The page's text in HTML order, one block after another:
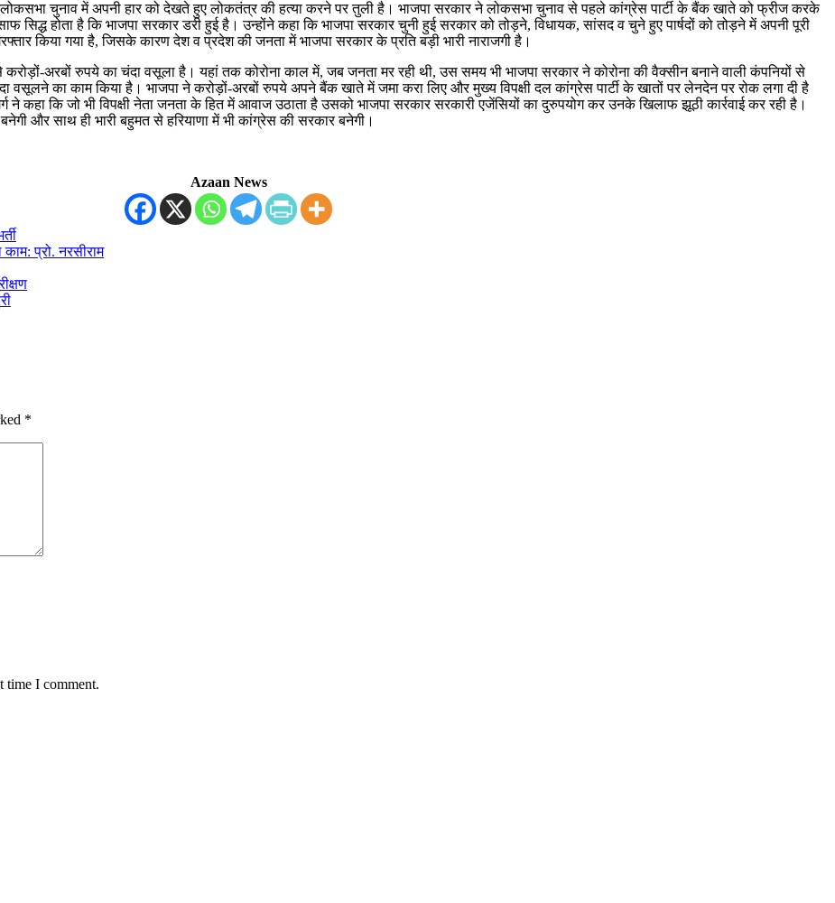
लोकसभा चुनाव में अपनी हार को देखते हुए लोकतंत्र की हत्या करने पर तुली है। भाजपा सरकार ने लोकसभा चुनाव से पहले कांग्रेस पार्टी के बैंक खाते को फ्रीज करके
होता है कि भाजपा सरकार डरी हुई है। उन्होंने कहा कि भाजपा सरकार चुनी हुई सरकार को तोड़ने, विधायक, सांसद व चुने हुए पार्षदों को तोड़ने में अपनी पूरी
किया गया है, जिसके कारण देश व प्रदेश की जनता में भाजपा सरकार के प्रति बड़ी भारी नाराजगी है।
अरबों रुपये का चंदा वसूला है। यहां तक कोरोना काल में, जब जनता मर रही थी, उस समय भी भाजपा सरकार ने कोरोना की वैक्सीन बनाने वाली कंपनियों से
वसूलने का काम किया है। भाजपा ने करोड़ों-अरबों रुपये अपने बैंक खाते में जमा करा लिए और मुख्य विपक्षी दल कांग्रेस पार्टी के खातों पर लेनदेन पर रोक लगा दी है
कि जो भी विपक्षी नेता जनता के हित में आवाज उठाता है उसको भाजपा सरकार सरकारी एजेंसियों का दुरुपयोग कर उनके खिलाफ झूठी कार्रवाई कर रही है।
और साथ ही भारी बहुमत से हरियाणा में भी कांग्रेस की सरकार बनेगी।
Azaan News
काम: प्रो. नरसीराम
*
time I comment.